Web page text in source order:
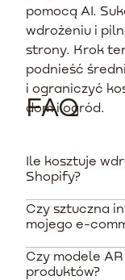
pomocą AI.
wdrożeniu i
strony. Krok
podnieść
i ograniczyć
dom i ogród.
FAQ
Ile kosztuje
Shopify?
Koszty są
miesięcznie,
modeli 3D
Czy sztuczna
mojego e-
Same narzędzia
Czy modele
produktów?